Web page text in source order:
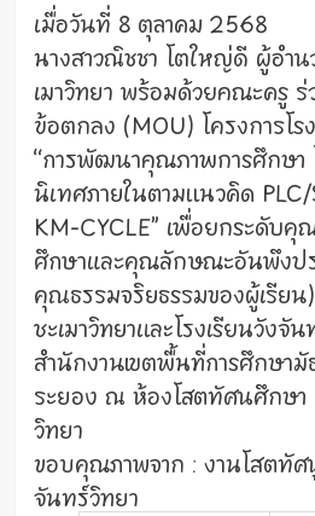
เมื่อวันที่ 8 ตุลาคม 2568
นางสาวณิชชา โตใหญ่ดี ผู้อำนว
เมาวิทยา พร้อมด้วยคณะครู
ข้อตกลง (MOU) โครงการโ
“การพัฒนาคุณภาพการศึกษา
นิเทศภายในตามแนวคิด
KM-CYCLE” เพื่อยกระดับคุ
ศึกษาและคุณลักษณะอันพึงป
คุณธรรมจริยธรรมของผู้เรียน)
ชะเมาวิทยาและโรงเรียนวังจั
สำนักงานเขตพื้นที่การศึกษา
ระยอง ณ ห้องโสตทัศนศึกษา
วิทยา
ขอบคุณภาพจาก : งานโสตทัศ
จันทร์วิทยา